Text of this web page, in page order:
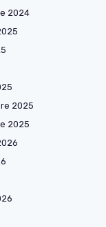
2024
2025
2025